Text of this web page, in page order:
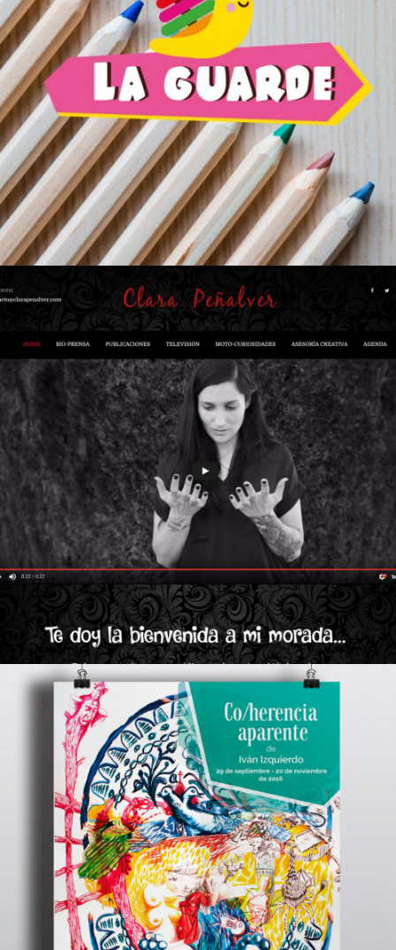
La Guarde
Diseño Gráfico
Clara Peñalver- Página Web
Diseño Web
Cartel e invitación exposición de Iván
Izquierdo
Diseño Gráfico